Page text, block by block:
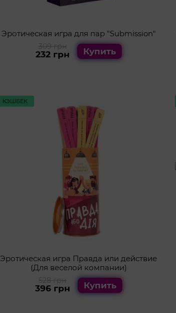
Эротическая игра для пар "Submission"
309 грн
232 грн Купить
КЭШБЕК
Эротическая игра Правда или действие
(Для веселой компании)
528 грн
396 грн Купить